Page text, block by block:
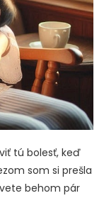
tú bolesť, keď
som si prešla
behom pár